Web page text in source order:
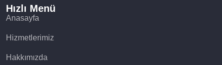
Hızlı Menü
Anasayfa
Hizmetlerimiz
Hakkımızda